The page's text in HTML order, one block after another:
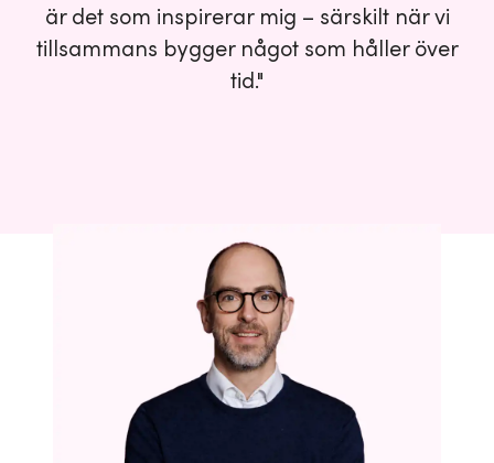
är det som inspirerar mig – särskilt när vi
tillsammans bygger något som håller över
tid."